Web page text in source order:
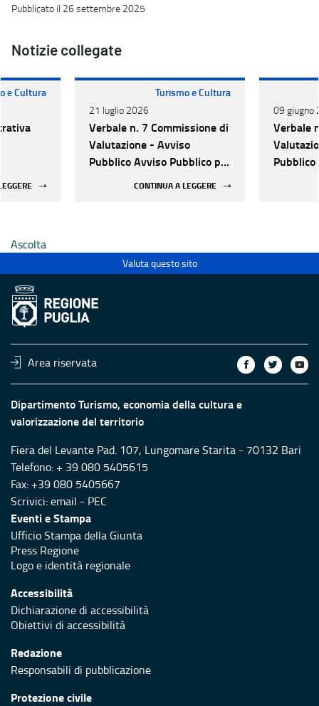
Pubblicato il 26 settembre 2025
Notizie collegate
e Cultura
Turismo e Cultura
21 luglio 2026
Verbale n. 7 Commissione di
Valutazione - Avviso
Pubblico Avviso Pubblico per
CONTINUA A LEGGERE
09 giugno
Verbale
Ascolta
Valuta questo sito
Area riservata
Dipartimento Turismo, economia della cultura e
valorizzazione del territorio
Fiera del Levante Pad. 107, Lungomare Starita - 70132 Bari
Telefono: + 39 080 5405615
Fax: +39 080 5405667
Scrivici:email - PEC
Eventi e Stampa
Ufficio Stampa della Giunta
Press Regione
Logo e identità regionale
Accessibilità
Dichiarazione di accessibilità
Obiettivi di accessibilità
Redazione
Responsabili di pubblicazione
Protezione civile